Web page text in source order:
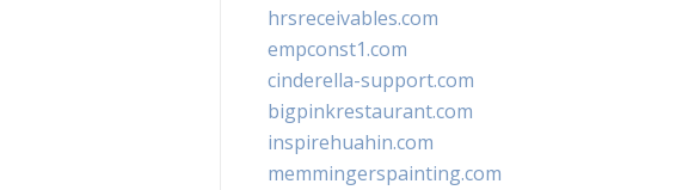
hrsreceivables.com
empconst1.com
cinderella-support.com
bigpinkrestaurant.com
inspirehuahin.com
memmingerspainting.com